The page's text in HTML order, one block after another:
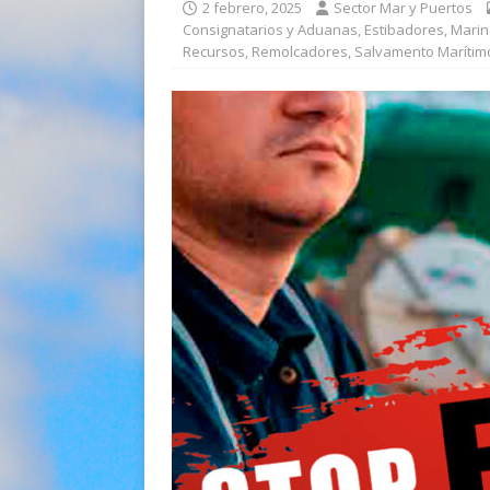
2 febrero, 2025 Sector Mar y Puertos
Consignatarios y Aduanas, Estibadores,
Recursos, Remolcadores, Salvamento